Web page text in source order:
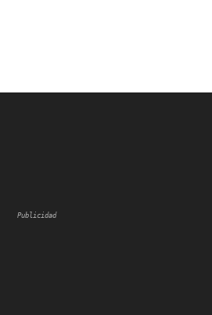
Publicidad